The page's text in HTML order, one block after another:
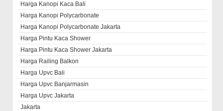
Harga Kanopi Kaca Bali
Harga Kanopi Polycarbonate
Harga Kanopi Polycarbonate Jakarta
Harga Pintu Kaca Shower
Harga Pintu Kaca Shower Jakarta
Harga Railing Balkon
Harga Upvc Bali
Harga Upvc Banjarmasin
Harga Upvc Jakarta
Jakarta